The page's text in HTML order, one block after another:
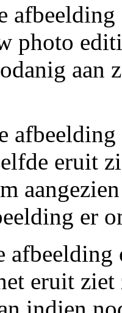
photo
aan
eruit
er
eruit